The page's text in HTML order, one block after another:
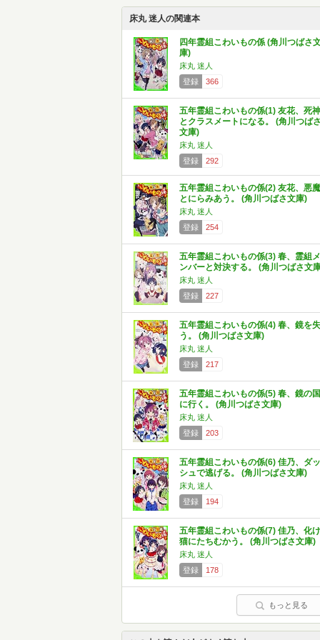
床丸 迷人の関連本
四年霊組こわいもの係 (角川つばさ
庫)
床丸 迷人
登録
366
五年霊組こわいもの係(1) 友花、死神
とクラスメートになる。 (角川つばさ
文庫)
床丸 迷人
登録
292
五年霊組こわいもの係(2) 友花、悪魔
とにらみあう。 (角川つばさ文庫)
床丸 迷人
登録
254
五年霊組こわいもの係(3) 春、霊組メ
ンバーと対決する。 (角川つばさ文
床丸 迷人
登録
227
五年霊組こわいもの係(4) 春、鏡を失
う。 (角川つばさ文庫)
床丸 迷人
登録
217
五年霊組こわいもの係(5) 春、鏡の国
に行く。 (角川つばさ文庫)
床丸 迷人
登録
203
五年霊組こわいもの係(6) 佳乃、ダッ
シュで逃げる。 (角川つばさ文庫)
床丸 迷人
登録
194
五年霊組こわいもの係(7) 佳乃、化け
猫にたちむかう。 (角川つばさ文庫)
床丸 迷人
登録
178
もっと見る